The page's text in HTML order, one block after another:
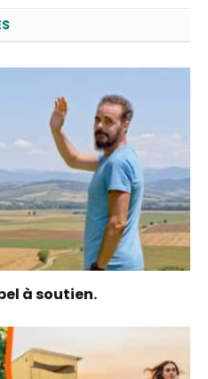
à soutien.